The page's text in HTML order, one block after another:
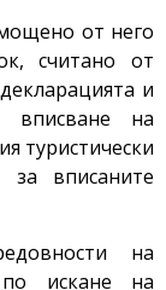
от него
считано от
и
вписване на
туристически
за вписаните
на
по искане на